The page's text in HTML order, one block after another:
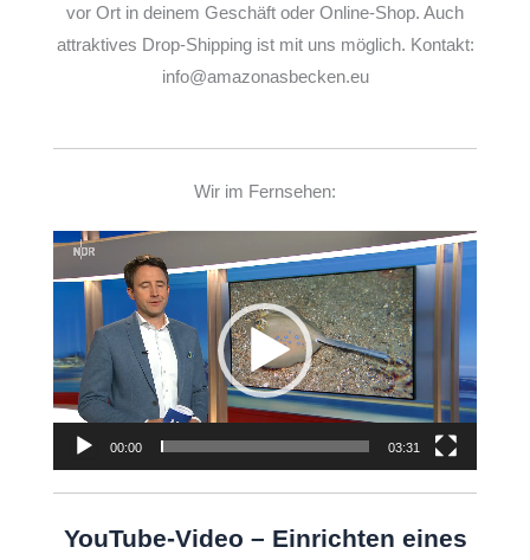
vor Ort in deinem Geschäft oder Online-Shop. Auch
attraktives Drop-Shipping ist mit uns möglich. Kontakt:
info@amazonasbecken.eu
Wir im Fernsehen:
Player
00:00 03:31
YouTube-Video – Einrichten eines